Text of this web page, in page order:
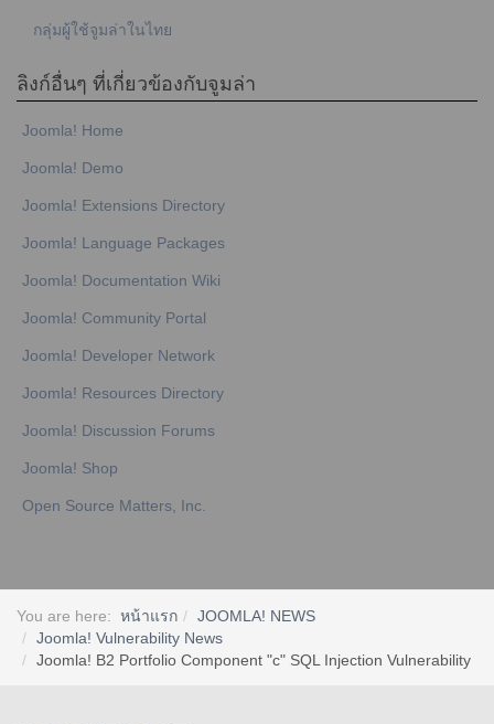
กลุ่มผู้ใช้จูมล่าในไทย
ลิงก์อื่นๆ ที่เกี่ยวข้องกับจูมล่า
Joomla! Home
Joomla! Demo
Joomla! Extensions Directory
Joomla! Language Packages
Joomla! Documentation Wiki
Joomla! Community Portal
Joomla! Developer Network
Joomla! Resources Directory
Joomla! Discussion Forums
Joomla! Shop
Open Source Matters, Inc.
You are here: หน้าแรก
JOOMLA! NEWS
Joomla! Vulnerability News
Joomla! B2 Portfolio Component "c" SQL Injection Vulnerability